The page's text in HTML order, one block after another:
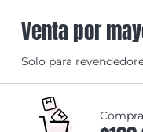
Venta por
Solo para